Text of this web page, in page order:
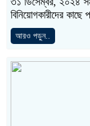
বিনিয়োগকারীদের কাছে
আরও পড়ুন..